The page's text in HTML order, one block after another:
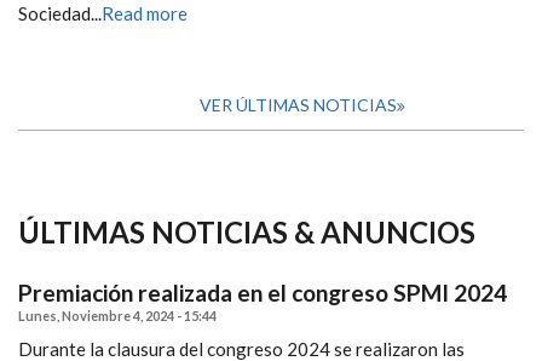
Sociedad... Read more
VER ÚLTIMAS NOTICIAS
ÚLTIMAS NOTICIAS & ANUNCIOS
Premiación realizada en el congreso SPMI 2024
Lunes, Noviembre 4, 2024 - 15:44
Durante la clausura del congreso 2024 se realizaron las